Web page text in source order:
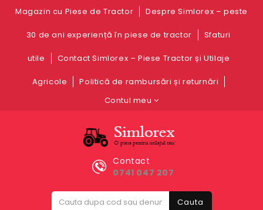
Magazin cu Piese de Tractor Despre Simlorex – peste
30 de ani experiență în piese de tractor Sfaturi
utile Contact Simlorex – Piese Tractor și Utilaje
Agricole
Politică de rambursări și returnări
Contul meu
Contact
0741 047 207
Cauta